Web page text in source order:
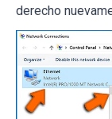
derecho